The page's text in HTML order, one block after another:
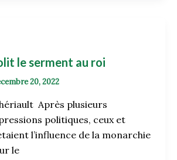
le serment au roi
20, 2022
Après plusieurs
politiques, ceux et
l’influence de la monarchie
le